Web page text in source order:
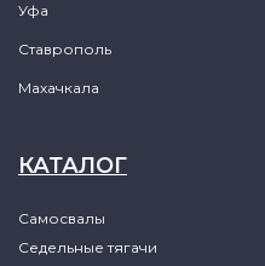
Уфа
Ставрополь
Махачкала
КАТАЛОГ
Самосвалы
Седельные тягачи